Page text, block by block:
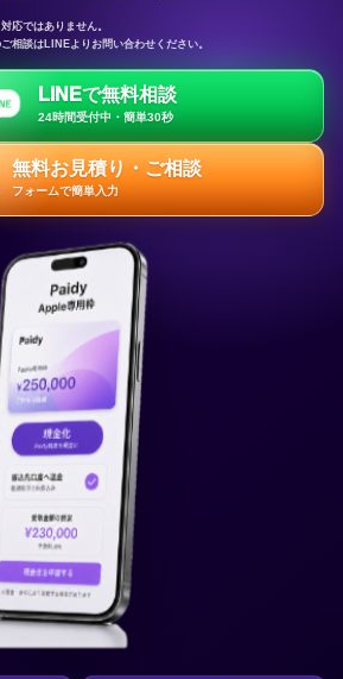
応ではありません。
相談はLINEよりお問い合わせください。
LINEで無料相談
24時間受付中・簡単30秒
無料お見積り・ご相談
フォームで簡単入力